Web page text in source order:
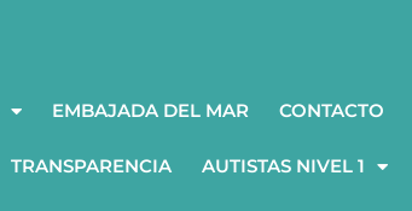
EMBAJADA DEL MAR CONTACTO
TRANSPARENCIA AUTISTAS NIVEL 1